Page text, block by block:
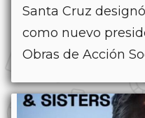
Santa Cruz
como nuevo
Obras de Acción